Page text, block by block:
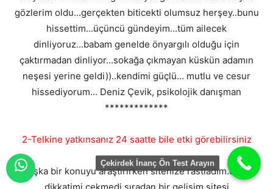
gözlerim oldu...gerçekten biticekti olumsuz herşey..bunu
hissettim...üçüncü gündeyim...tüm ailecek
dinliyoruz...babam genelde önyargılı olduğu için
çaktırmadan dinliyor...sokağa çıkmayan küskün adamın
neşesi yerine geldi))..kendimi güçlü... mutlu ve cesur
hissediyorum... Deniz Çevik, psikolojik danışman
*************
2-Telkine yatkınsanız 24 saatte bile etki görebilirsiniz
başka bir konuyu araştırırken sitenize rastladım.önce
dikkatimi çekmedi sıradan bir gelişim sitesi
Çekirdek İnanç Ön Test Arayın